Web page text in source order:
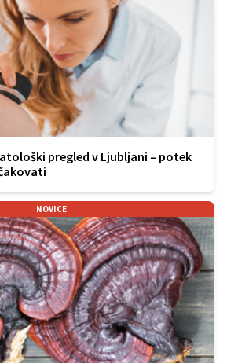
pregled v Ljubljani – potek
NOVICE